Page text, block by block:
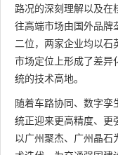
路况的深刻理解以及在
往高端市场由国外品牌
二位，两家企业均以石
市场定位上形成了差异
统的技术高地。
随着车路协同、数字孪
统正迎来更高精度、更
以广州聚杰、广州晶石